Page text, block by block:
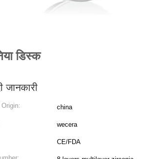
डिस्क
जानकारी
china
wecera
CE/FDA